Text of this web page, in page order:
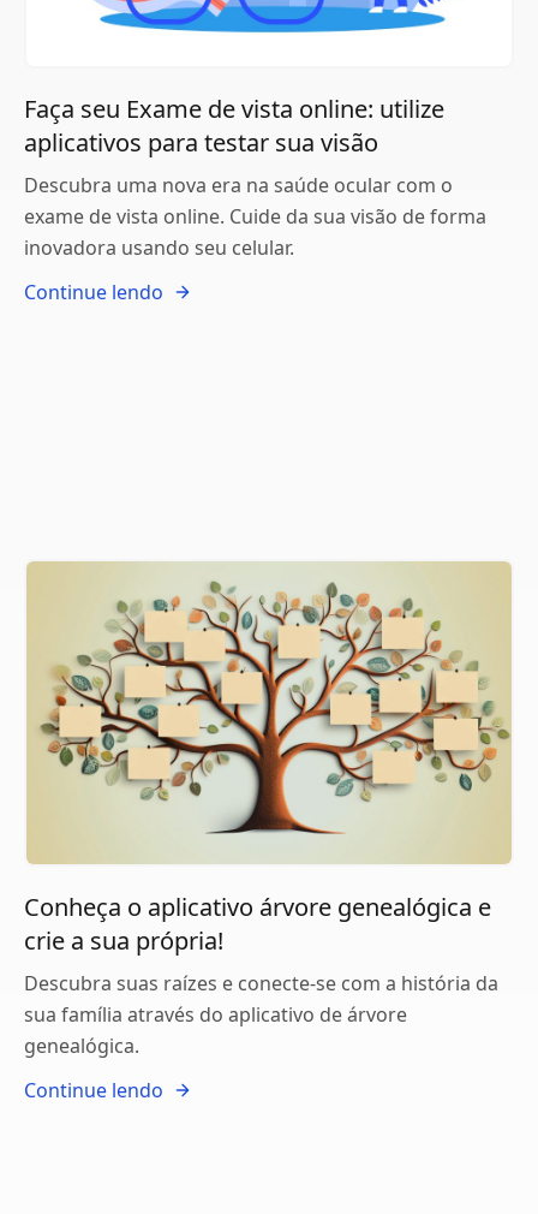
Faça seu Exame de vista online: utilize
aplicativos para testar sua visão
Descubra uma nova era na saúde ocular com o
exame de vista online. Cuide da sua visão de forma
inovadora usando seu celular.
Continue lendo
Conheça o aplicativo árvore genealógica e
crie a sua própria!
Descubra suas raízes e conecte-se com a história da
sua família através do aplicativo de árvore
genealógica.
Continue lendo